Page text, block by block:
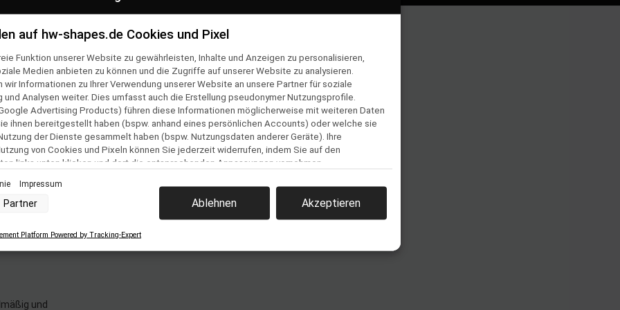
Bestellung
Versand
&
Folge uns auf
und
auf hw-shapes.de Cookies und Pixel
Funktion unserer Website zu gewährleisten, Inhalte und Anzeigen zu personalisieren,
Medien anbieten zu können und die Zugriffe auf unserer Website zu analysieren.
Informationen zu Ihrer Verwendung unserer Website an unsere Partner für soziale
und Analysen weiter. Dies umfasst auch die Erstellung pseudonymer Nutzungsprofile.
Advertising Products) führen diese Informationen möglicherweise mit weiteren Daten
ihnen bereitgestellt haben (bspw. anhand eines persönlichen Accounts) oder welche sie
der Dienste gesammelt haben (bspw. Nutzungsdaten anderer Geräte). Ihre
von Cookies und Pixeln können Sie jederzeit widerrufen, indem Sie auf den
links unten klicken und dort die entsprechenden Anpassungen vornehmen.
durch unsere Partner:
Zugriff auf Informationen auf einem Endgerät
Daten zur Auswahl von Werbeanzeigen
für personalisierte Werbung
Profilen zur Auswahl personalisierter Werbung
zur Personalisierung von Inhalten
Profilen zur Auswahl personalisierter Inhalte
Verbesserung der Angebote
Impressum
Partner Ablehnen Akzeptieren
Platform Powered by Tracking-Expert